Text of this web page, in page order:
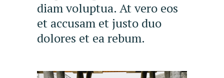
diam voluptua. At vero eos
et accusam et justo duo
dolores et ea rebum.